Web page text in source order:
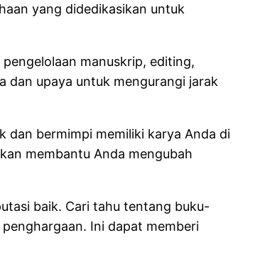
yang didedikasikan untuk
manuskrip, editing,
dan upaya untuk mengurangi jarak
dan bermimpi memiliki karya Anda di
membantu Anda mengubah
baik. Cari tahu tentang buku-
Ini dapat memberi